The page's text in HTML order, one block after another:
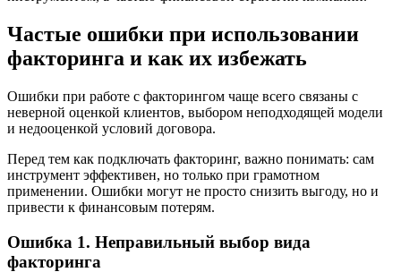
Частые ошибки при использовании
факторинга и как их избежать
Ошибки при работе с факторингом чаще всего связаны с
неверной оценкой клиентов, выбором неподходящей модели
и недооценкой условий договора.
Перед тем как подключать факторинг, важно понимать: сам
инструмент эффективен, но только при грамотном
применении. Ошибки могут не просто снизить выгоду, но и
привести к финансовым потерям.
Ошибка 1. Неправильный выбор вида
факторинга